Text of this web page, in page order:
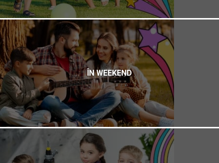
ÎN WEEKEND